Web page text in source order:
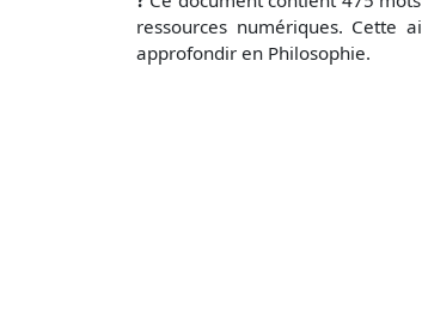
ressources numériques.
approfondir en Philosophie.